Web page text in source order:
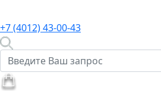
+7 (4012) 43-00-43